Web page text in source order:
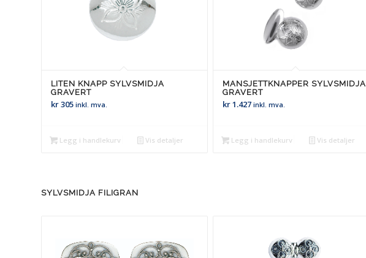
LITEN KNAPP SYLVSMIDJA
GRAVERT
kr305 inkl. mva.
Legg i handlekurv Vis detaljer
MANSJETTKNAPPER SYLVSMIDJA
GRAVERT
kr1.427 inkl. mva.
Legg i handlekurv Vis detaljer
SYLVSMIDJA FILIGRAN